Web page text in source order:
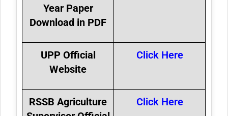
Year Paper
Download in PDF
UPP Official
Website
Click Here
RSSB Agriculture
Click Here